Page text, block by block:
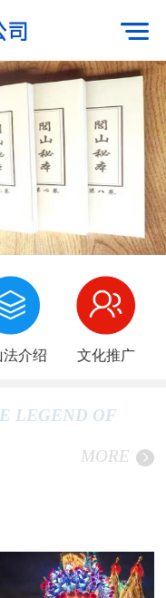
法介绍 文化推广
LEGEND OF
MORE